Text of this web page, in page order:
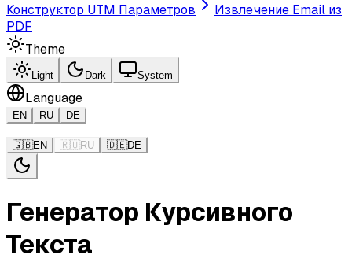
Конструктор UTM Параметров
Извлечение Email из
PDF
Theme
Light Dark System
Language
EN RU DE
🇬🇧EN 🇷🇺RU 🇩🇪DE
Генератор Курсивного
Текста